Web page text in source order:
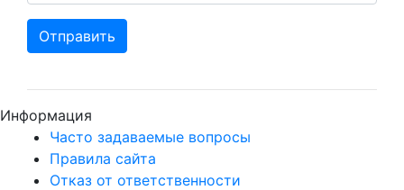
Отправить
Информация
Часто задаваемые вопросы
Правила сайта
Отказ от ответственности